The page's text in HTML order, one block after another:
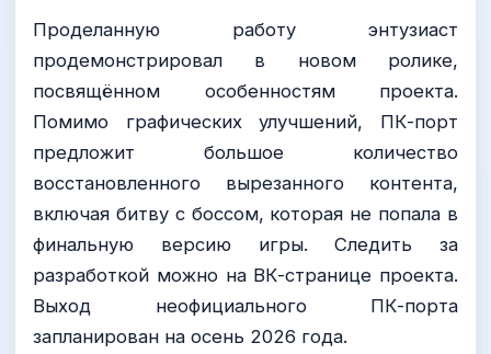
Проделанную работу энтузиаст
продемонстрировал в новом ролике,
посвящённом особенностям проекта.
Помимо графических улучшений, ПК-порт
предложит большое количество
восстановленного вырезанного контента,
включая битву с боссом, которая не попала в
финальную версию игры. Следить за
разработкой можно на ВК-странице проекта.
Выход неофициального ПК-порта
запланирован на осень 2026 года.